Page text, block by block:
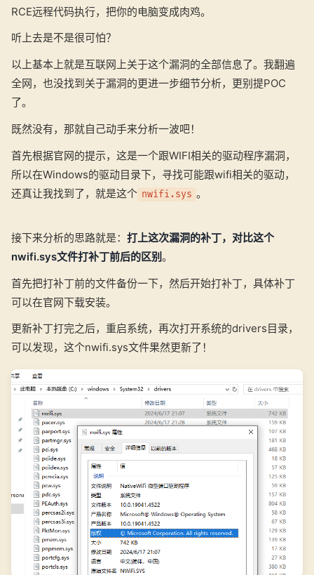
RCE远程代码执行，把你的电脑变成肉鸡。
听上去是不是很可怕？
以上基本上就是互联网上关于这个漏洞的全部信息了。我翻遍
全网，也没找到关于漏洞的更进一步细节分析，更别提POC
了。
既然没有，那就自己动手来分析一波吧！
首先根据官网的提示，这是一个跟WIFI相关的驱动程序漏洞，
所以在Windows的驱动目录下，寻找可能跟wifi相关的驱动，
还真让我找到了，就是这个 nwifi.sys 。
接下来分析的思路就是： 打上这次漏洞的补丁，对比这个
nwifi.sys文件打补丁前后的区别 。
首先把打补丁前的文件备份一下，然后开始打补丁，具体补丁
可以在官网下载安装。
更新补丁打完之后，重启系统，再次打开系统的drivers目录，
可以发现，这个nwifi.sys文件果然更新了！